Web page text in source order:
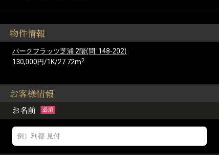
物件情報
パークフラッツ芝浦 2階(問: 148-202)
130,000円/1K/27.72m2
お客様情報
お名前 必須